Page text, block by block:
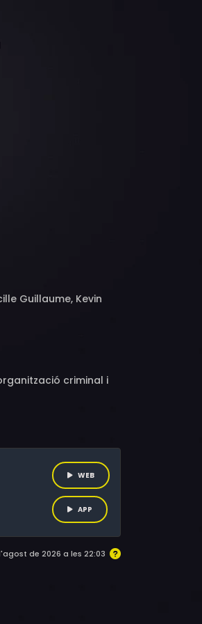
Guillaume, Kevin
Vidal, Hugo Dillon,
Zhegu, Karim
Hedi Bouchenafa,
criminal i
WEB
APP
de 2026 a les 22:03